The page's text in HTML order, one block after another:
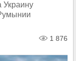
Украину
1 876